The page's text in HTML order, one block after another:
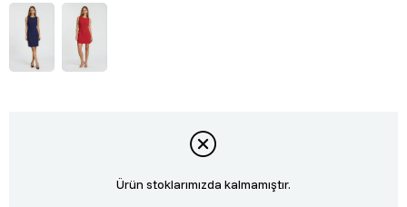
Ürün stoklarımızda kalmamıştır.